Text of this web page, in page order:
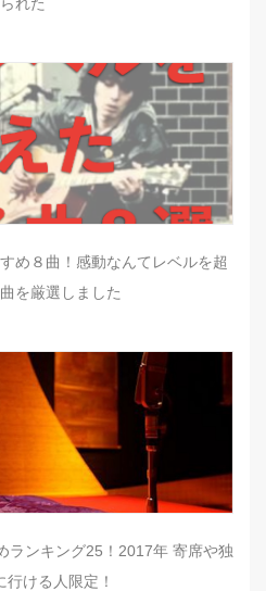
め８曲！感動なんてレベルを超
を厳選しました
ランキング25！2017年 寄席や独
行ける人限定！